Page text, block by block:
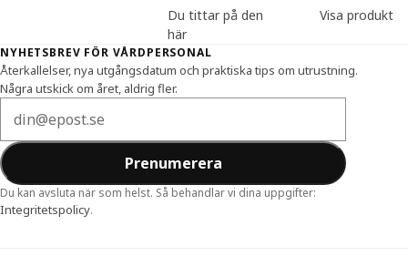
Du tittar på den
här
Visa produkt
Sidfot
NYHETSBREV FÖR VÅRDPERSONAL
Återkallelser, nya utgångsdatum och praktiska tips om utrustning.
Några utskick om året, aldrig fler.
Prenumerera
Du kan avsluta när som helst. Så behandlar vi dina uppgifter:
Integritetspolicy.